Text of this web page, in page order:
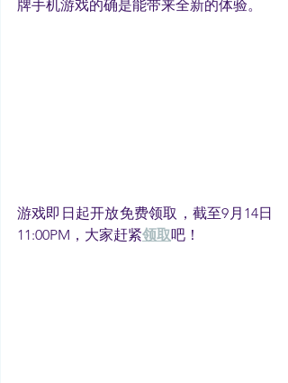
牌手机游戏的确是能带来全新的体验。
游戏即日起开放免费领取，截至9月14日
11:00PM，大家赶紧领取吧！